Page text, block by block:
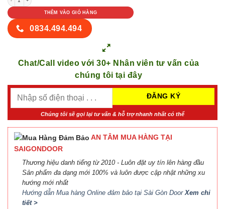
THÊM VÀO GIỎ HÀNG
0834.494.494
Chat/Call video với 30+ Nhân viên tư vấn của
chúng tôi tại đây
Chúng tôi sẽ gọi lại tư vấn & hỗ trợ nhanh nhất có thể
AN TÂM MUA HÀNG TẠI
SAIGONDOOR
Thương hiệu danh tiếng từ 2010 - Luôn đặt uy tín lên hàng đầu
Sản phẩm đa dạng mới 100% và luôn được cập nhật những xu
hướng mới nhất
Hướng dẫn Mua hàng Online đảm bảo tại Sài Gòn DoorXem chi
tiết >